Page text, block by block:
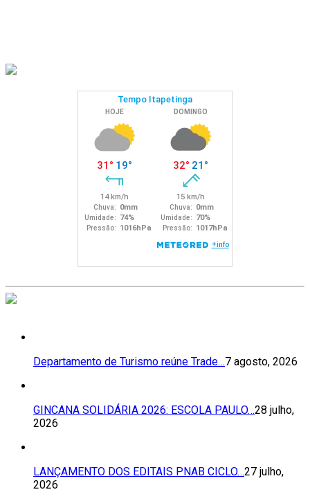
Departamento de Turismo reúne Trade…7 agosto, 2026
GINCANA SOLIDÁRIA 2026: ESCOLA PAULO…28 julho,
2026
LANÇAMENTO DOS EDITAIS PNAB CICLO…27 julho,
2026